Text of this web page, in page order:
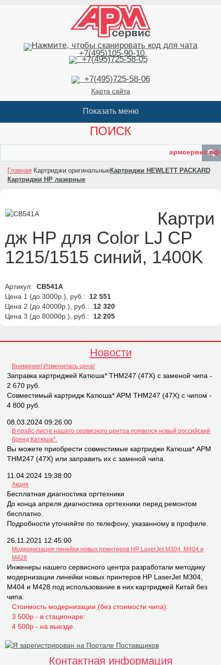
+7(495)105-90-10
+7(495)725-58-05
+7(495)725-58-06
Карта сайта
ПОИСК
армсервис.рф
Главная Картриджи оригинальныеКартриджи HEWLETT PACKARD
Картриджи HP лазерные
Картри
дж HP для Color LJ CP
1215/1515 синий, 1400K
Артикул: CB541A
Цена 1 (до 3000р.), руб.:
12 551
Цена 2 (до 40000р.), руб.:
12 320
Цена 3 (до 80000р.), руб.:
12 205
Новости
Внимание! Изменилась цена!
Заправка картриджей Катюша* THM247 (47X) с заменой чипа -
2 670 руб.
Совместимый картридж Катюша* APM THM247 (47X) с чипом -
4 800 руб.
08.03.2024 09:26:00
В прайс-листе нашего сервисного центра появился новый российский
бренд Катюша*.
Вы можете приобрести совместимые картриджи Катюша* APM
THM247 (47X) или заправить их с заменой чипа.
11.04.2024 19:38:00
Акция
Бесплатная диагностика оргтехники
До конца апреля диагностика оргтехники перед ремонтом
бесплатно.
Подробности уточняйте по телефону, указанному в профиле.
26.11.2021 12:45:00
Модернизация линейки новых принтеров НР LaserJet M304, M404 и
M428
Инженеры нашего сервисного центра разработали методику
модернизации линейки новых принтеров НР LaserJet M304,
M404 и M428 под использование в них картриджей Китай без
чипа.
Стоимость модернизации (без стоимости чипа):
3 500р - в стационаре:
4 500р - на выезде.
Контактная информация